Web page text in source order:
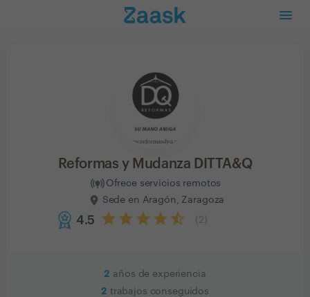
Reformas y Mudanza DITTA&Q
Ofrece servicios remotos
Sede en Aragón, Zaragoza
4.5 2
2 años de experiencia
2 trabajos conseguidos